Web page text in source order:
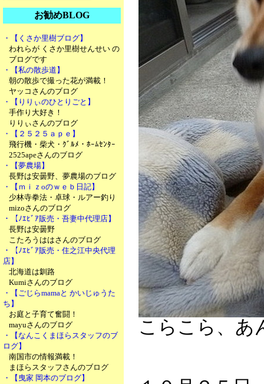
お勧めBLOG
・【くさか里樹ブログ】
われらが くさか里樹せんせい の
ブログです
・【私の散歩道】
朝の散歩で撮った花が満載！
ヤッコさんのブログ
・【りりぃのひとりごと】
手作り大好き！
りりぃさんのブログ
・【２５２５ａｐｅ】
飛行機・柴犬・ｸﾞﾙﾒ・ﾎｰﾑｾﾝﾀｰ
2525apeさんのブログ
・【夢農場】
長野は安曇野、夢農場のブログ
・【ｍｉｚoのｗｅｂ日記】
少林寺拳法・卓球・ルアー釣り
mizoさんのブログ
・【ﾉｴﾋﾞｱ販売・吾妻中代理店】
長野は安曇野
こたろうははさんのブログ
・【ﾉｴﾋﾞｱ販売・住之江中央代理
店】
北海道は釧路
Kumiさんのブログ
・【ごじらmamaと かいじゅうた
ち】
お庭と子育て奮闘！
mayuさんのブログ
・【なんこくまほらスタッフのブ
ログ】
南国市の情報満載！
まほらスタッフさんのブログ
・【曳家 岡本のブログ】
こらこら、あ